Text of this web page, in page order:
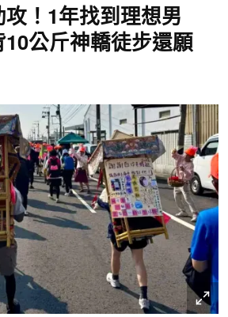
！1年找到理想男
公斤神轎徒步還願